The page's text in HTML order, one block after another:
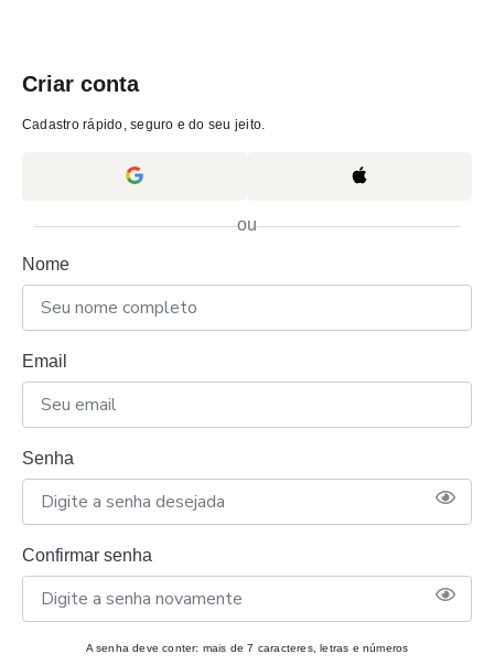
Criar conta
Cadastro rápido, seguro e do seu jeito.
ou
Nome
Email
Senha
Confirmar senha
A senha deve conter: mais de 7 caracteres, letras e números